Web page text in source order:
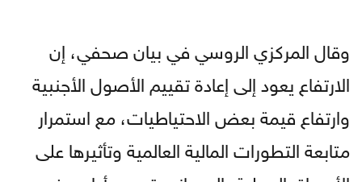
وقال المركزي الروسي في بيان صحفي، إن
الارتفاع يعود إلى إعادة تقييم الأصول الأجنبية
وارتفاع قيمة بعض الاحتياطيات، مع استمرار
متابعة التطورات المالية العالمية وتأثيرها على